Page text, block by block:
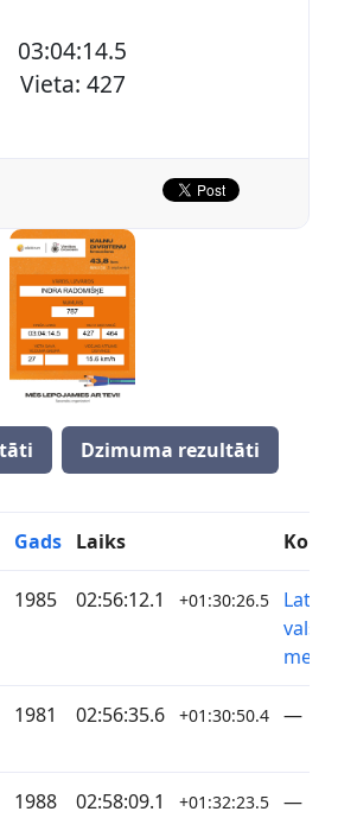
03:04:14.5
Vieta: 427
Dzimuma rezultāti
Gads Laiks
1985 02:56:12.1 +01:30:26.5
valsts
meži
1981 02:56:35.6 +01:30:50.4 —
1988 02:58:09.1 +01:32:23.5 —